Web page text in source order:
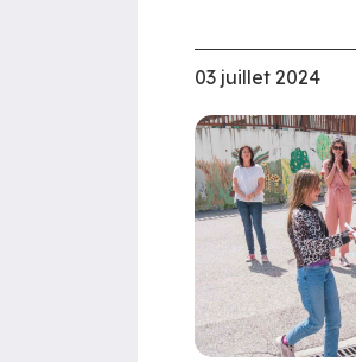
03 juillet 2024